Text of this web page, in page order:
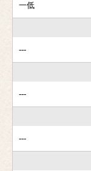
一低
---
---
---